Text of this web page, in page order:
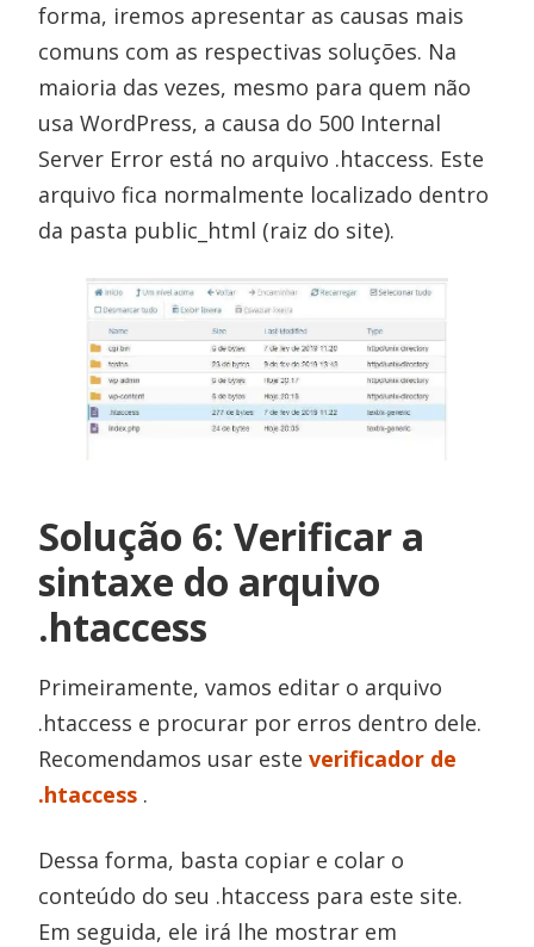
forma, iremos apresentar as causas mais
comuns com as respectivas soluções. Na
maioria das vezes, mesmo para quem não
usa WordPress, a causa do 500 Internal
Server Error está no arquivo .htaccess. Este
arquivo fica normalmente localizado dentro
da pasta public_html (raiz do site).
Solução 6: Verificar a
sintaxe do arquivo
.htaccess
Primeiramente, vamos editar o arquivo
.htaccess e procurar por erros dentro dele.
Recomendamos usar esteverificador de
.htaccess .
Dessa forma, basta copiar e colar o
conteúdo do seu .htaccess para este site.
Em seguida, ele irá lhe mostrar em